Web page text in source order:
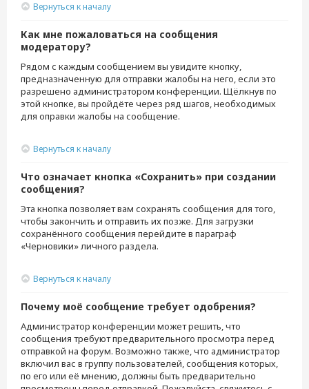
Вернуться к началу
Как мне пожаловаться на сообщения
модератору?
Рядом с каждым сообщением вы увидите кнопку,
предназначенную для отправки жалобы на него, если это
разрешено администратором конференции. Щёлкнув по
этой кнопке, вы пройдёте через ряд шагов, необходимых
для оправки жалобы на сообщение.
Вернуться к началу
Что означает кнопка «Сохранить» при создании
сообщения?
Эта кнопка позволяет вам сохранять сообщения для того,
чтобы закончить и отправить их позже. Для загрузки
сохранённого сообщения перейдите в параграф
«Черновики» личного раздела.
Вернуться к началу
Почему моё сообщение требует одобрения?
Администратор конференции может решить, что
сообщения требуют предварительного просмотра перед
отправкой на форум. Возможно также, что администратор
включил вас в группу пользователей, сообщения которых,
по его или её мнению, должны быть предварительно